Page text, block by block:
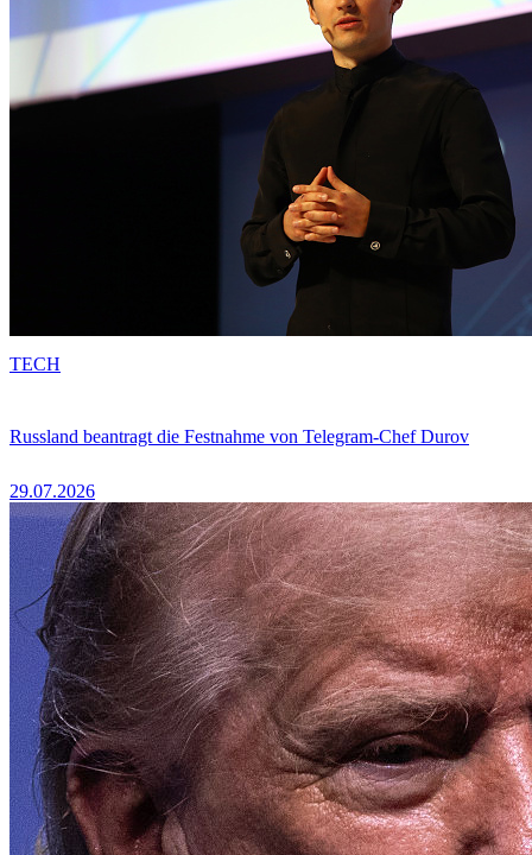
Russland beantragt die Festnahme von Telegram-Chef Durov
29.07.2026
TECH